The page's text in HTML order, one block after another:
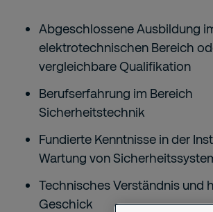
Abgeschlossene Ausbildung
elektrotechnischen Bereich
vergleichbare Qualifikation
Berufserfahrung im Bereich
Sicherheitstechnik
Fundierte Kenntnisse in der
Wartung von
Technisches Verständnis und
Geschick